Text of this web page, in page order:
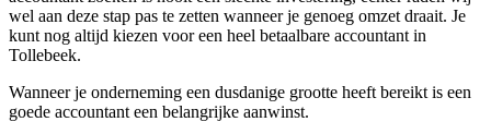
wel aan deze stap pas te zetten wanneer je genoeg omzet draait. Je
kunt nog altijd kiezen voor een heel betaalbare accountant in
Tollebeek.
Wanneer je onderneming een dusdanige grootte heeft bereikt is een
goede accountant een belangrijke aanwinst.